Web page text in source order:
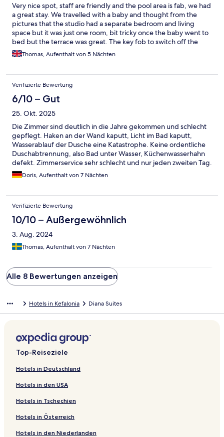
Very nice spot, staff are friendly and the pool area is fab, we had
a great stay. We travelled with a baby and thought from the
pictures that the studio had a separate bedroom and living
space but it was just one room, bit tricky once the baby went to
bed but the terrace was great. The key fob to switch off the
electricity when you weren't in the room was a little annoying,
understand turning the aircon off but was a bit irritating that it
Thomas, Aufenthalt von 5 Nächten
Verifizierte Bewertung
6/10 – Gut
25. Okt. 2025
Die Zimmer sind deutlich in die Jahre gekommen und schlecht
gepflegt. Haken an der Wand kaputt, Licht im Bad kaputt,
Wasserablauf der Dusche eine Katastrophe. Keine ordentliche
Duschabtrennung, also Bad unter Wasser, Küchenwasserhahn
defekt. Zimmerservice sehr schlecht und nur jeden zweiten Tag.
Lüften nicht möglich, da extrem viele Mücken und keine
Mückengitter, Abendessen nicht möglich, da Bar geschlossen.
Doris, Aufenthalt von 7 Nächten
Verifizierte Bewertung
10/10 – Außergewöhnlich
3. Aug. 2024
Thomas, Aufenthalt von 7 Nächten
Alle 8 Bewertungen anzeigen
Hotels in Kefalonia Diana Suites
Top-Reiseziele
Hotels in Deutschland
Hotels in den USA
Hotels in Tschechien
Hotels in Österreich
Hotels in den Niederlanden